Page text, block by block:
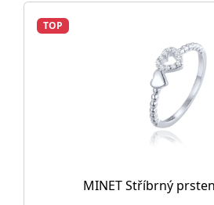
TOP
MINET Stříbrný